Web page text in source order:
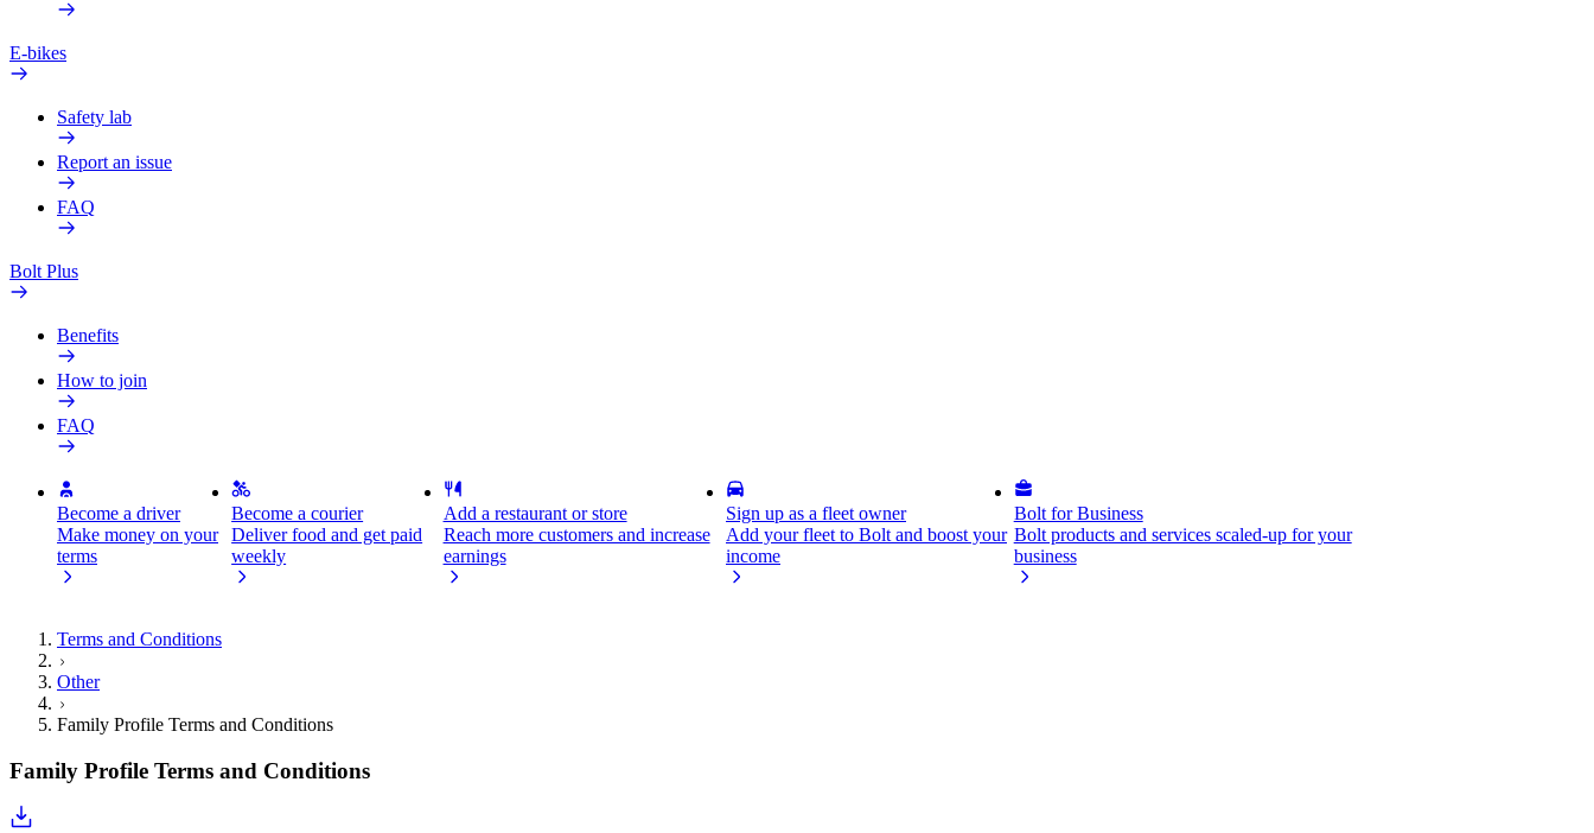
E-bikes
Safety lab
Report an issue
FAQ
Bolt Plus
Benefits
How to join
FAQ
Become a driver
Make money on your
terms
Become a courier
Deliver food and get paid
weekly
Add a restaurant or store
Reach more customers and increase
earnings
Sign up as a fleet owner
Add your fleet to Bolt and boost your
income
Bolt for Business
Bolt products and services scaled-up for your
business
Terms and Conditions
Other
Family Profile Terms and Conditions
Family Profile Terms and Conditions